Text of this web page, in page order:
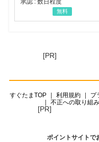
承認 : 数日程度
無料
[PR]
すぐたまTOP 利用規約 プ
不正への取り組み
[PR]
ポイントサイトで